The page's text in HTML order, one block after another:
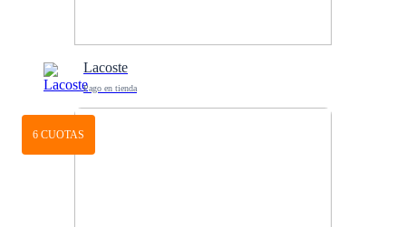
Lacoste
Pago en tienda
6 CUOTAS